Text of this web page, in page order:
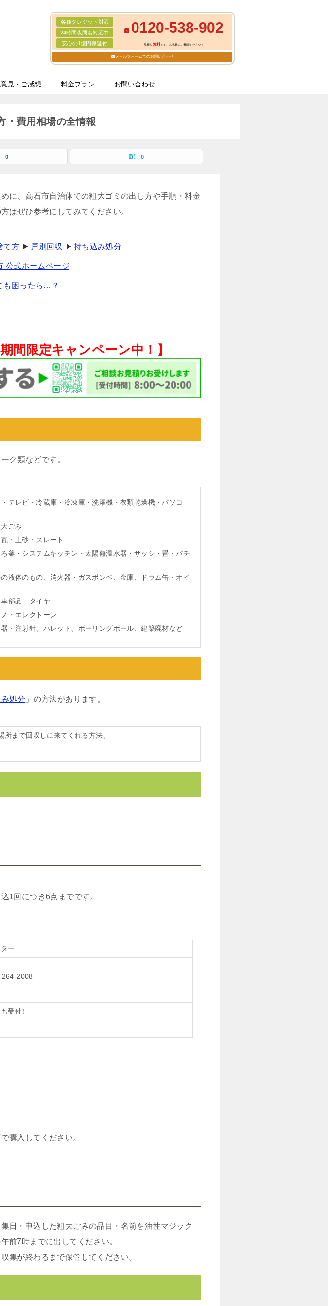
各種クレジット対応
24時間夜間も対応中
安心の1億円保証付
0120-538-902
見積り無料です。お気軽にご相談ください！
メールフォームでのお問い合わせ
意見・ご感想 料金プラン お問い合わせ
・費用相場の全情報
0 0
に、高石市自治体での粗大ゴミの出し方や手順・料金
はぜひ参考にしてみてください。
て方 戸別回収 持ち込み処分
公式ホームページ
も困ったら…？
間限定キャンペーン中！】
ク類などです。
テレビ・冷蔵庫・冷凍庫・洗濯機・衣類乾燥機・パソコ
ごみ
・土砂・スレート
釜・システムキッチン・太陽熱温水器・サッシ・畳・パチ
液体のもの、消火器・ガスボンベ、金庫、ドラム缶・オイ
部品・タイヤ
・エレクトーン
・注射針、パレット、ボーリングボール、建築廃材など
処分 」の方法があります。
まで回収しに来てくれる方法。
1回につき6点までです。
ー
264-2008
受付）
購入してください。
日・申込した粗大ごみの品目・名前を油性マジック
前7時までに出してください。
集が終わるまで保管してください。